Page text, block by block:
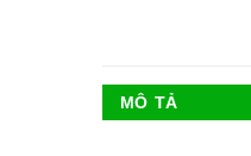
MÔ TẢ